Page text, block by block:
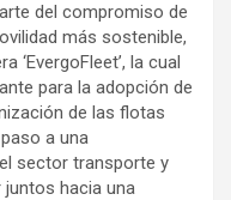
del compromiso de
más sostenible,
‘EvergoFleet’, la cual
para la adopción de
de las flotas
a una
sector transporte y
hacia una